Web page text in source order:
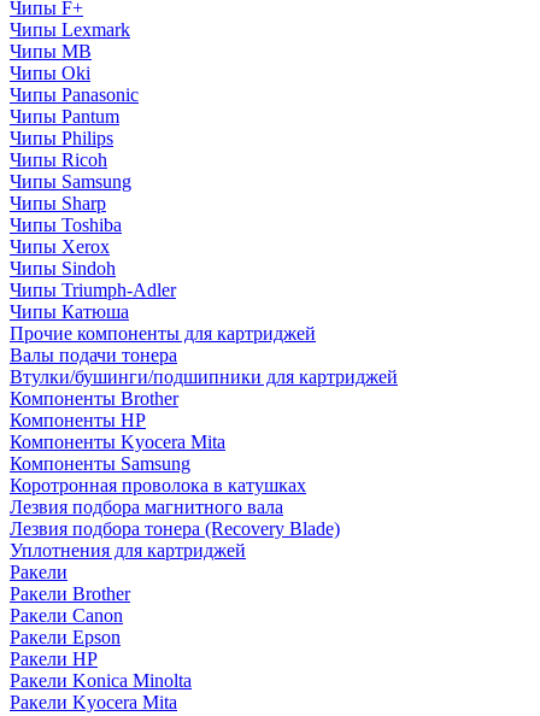
Чипы F+
Чипы Lexmark
Чипы MB
Чипы Oki
Чипы Panasonic
Чипы Pantum
Чипы Philips
Чипы Ricoh
Чипы Samsung
Чипы Sharp
Чипы Toshiba
Чипы Xerox
Чипы Sindoh
Чипы Triumph-Adler
Чипы Катюша
Прочие компоненты для картриджей
Валы подачи тонера
Втулки/бушинги/подшипники для картриджей
Компоненты Brother
Компоненты HP
Компоненты Kyocera Mita
Компоненты Samsung
Коротронная проволока в катушках
Лезвия подбора магнитного вала
Лезвия подбора тонера (Recovery Blade)
Уплотнения для картриджей
Ракели
Ракели Brother
Ракели Canon
Ракели Epson
Ракели HP
Ракели Konica Minolta
Ракели Kyocera Mita